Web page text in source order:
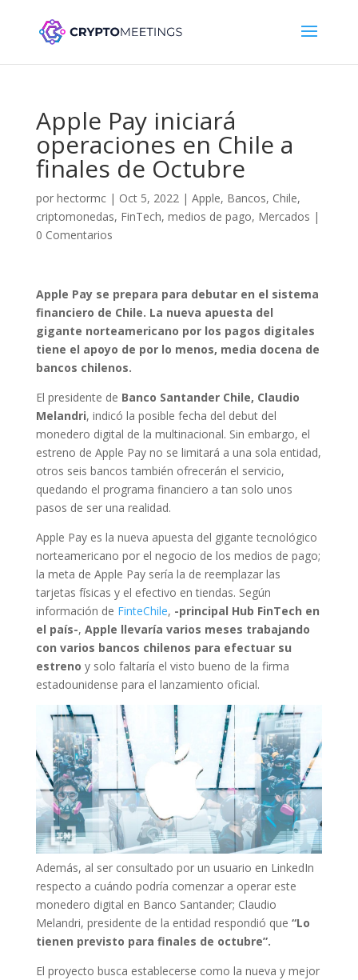
Apple Pay iniciará
operaciones en Chile a
finales de Octubre
por hectormc| Oct 5, 2022| Apple, Bancos, Chile,
criptomonedas, FinTech, medios de pago, Mercados |
0 Comentarios
Apple Pay se prepara para debutar en el sistema
financiero de Chile. La nueva apuesta del
gigante norteamericano por los pagos digitales
tiene el apoyo de por lo menos, media docena de
bancos chilenos.
El presidente de Banco Santander Chile, Claudio
Melandri, indicó la posible fecha del debut del
monedero digital de la multinacional. Sin embargo, el
estreno de Apple Pay no se limitará a una sola entidad,
otros seis bancos también ofrecerán el servicio,
quedando el programa financiero a tan solo unos
pasos de ser una realidad.
Apple Pay es la nueva apuesta del gigante tecnológico
norteamericano por el negocio de los medios de pago;
la meta de Apple Pay sería la de reemplazar las
tarjetas físicas y el efectivo en tiendas. Según
información de FinteChile, -principal Hub FinTech en
el país-, Apple llevaría varios meses trabajando
con varios bancos chilenos para efectuar su
estreno y solo faltaría el visto bueno de la firma
estadounidense para el lanzamiento oficial.
Además, al ser consultado por un usuario en LinkedIn
respecto a cuándo podría comenzar a operar este
monedero digital en Banco Santander; Claudio
Melandri, presidente de la entidad respondió que “Lo
tienen previsto para finales de octubre”.
El proyecto busca establecerse como la nueva y mejor